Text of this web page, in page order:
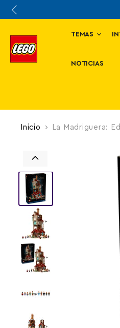
TEMAS
NOTICIAS
Inicio La Madriguera: